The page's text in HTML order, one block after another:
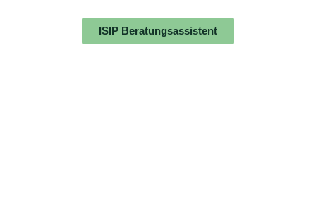
ISIP Beratungsassistent